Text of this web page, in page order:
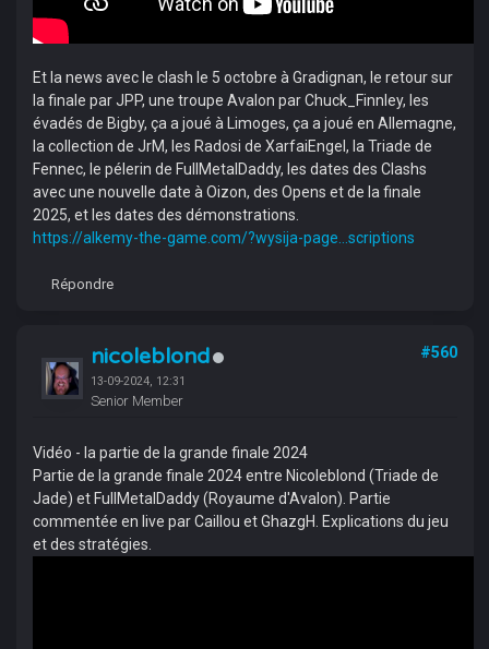
Et la news avec le clash le 5 octobre à Gradignan, le retour sur
la finale par JPP, une troupe Avalon par Chuck_Finnley, les
évadés de Bigby, ça a joué à Limoges, ça a joué en Allemagne,
la collection de JrM, les Radosi de XarfaiEngel, la Triade de
Fennec, le pélerin de FullMetalDaddy, les dates des Clashs
avec une nouvelle date à Oizon, des Opens et de la finale
2025, et les dates des démonstrations.
https://alkemy-the-game.com/?wysija-page...scriptions
Répondre
nicoleblond
13-09-2024, 12:31
Senior Member
#560
Vidéo - la partie de la grande finale 2024
Partie de la grande finale 2024 entre Nicoleblond (Triade de
Jade) et FullMetalDaddy (Royaume d'Avalon). Partie
commentée en live par Caillou et GhazgH. Explications du jeu
et des stratégies.